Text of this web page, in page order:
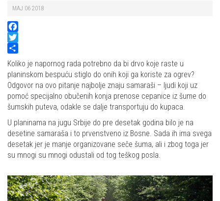
MAJ 06 2018
Facebook
Twitter
Share
Koliko je napornog rada potrebno da bi drvo koje raste u
planinskom bespuću stiglo do onih koji ga koriste za ogrev?
Odgovor na ovo pitanje najbolje znaju samaraši – ljudi koji uz
pomoć specijalno obučenih konja prenose cepanice iz šume do
šumskih puteva, odakle se dalje transportuju do kupaca.
U planinama na jugu Srbije do pre desetak godina bilo je na
desetine samaraša i to prvenstveno iz Bosne. Sada ih ima svega
desetak jer je manje organizovane seče šuma, ali i zbog toga jer
su mnogi su mnogi odustali od tog teškog posla.